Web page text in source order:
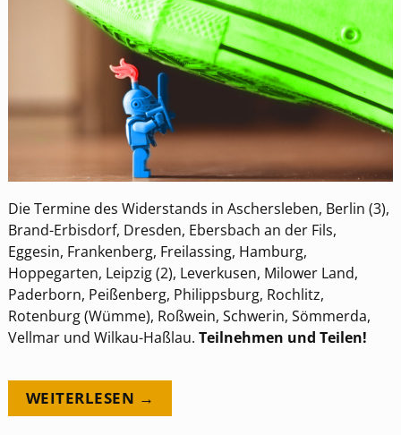
Die Termine des Widerstands in Aschersleben, Berlin (3),
Brand-Erbisdorf, Dresden, Ebersbach an der Fils,
Eggesin, Frankenberg, Freilassing, Hamburg,
Hoppegarten, Leipzig (2), Leverkusen, Milower Land,
Paderborn, Peißenberg, Philippsburg, Rochlitz,
Rotenburg (Wümme), Roßwein, Schwerin, Sömmerda,
Vellmar und Wilkau-Haßlau. Teilnehmen und Teilen!
WEITERLESEN →